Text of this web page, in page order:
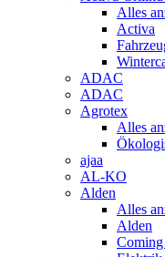
Alles
Activa
ADAC
ADAC
Agrotex
Alles
ajaa
AL-KO
Alden
Alles
Alden
Coming